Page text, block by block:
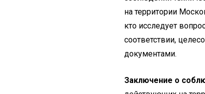
на территории
кто исследует
соответствии,
документами.
Заключение о